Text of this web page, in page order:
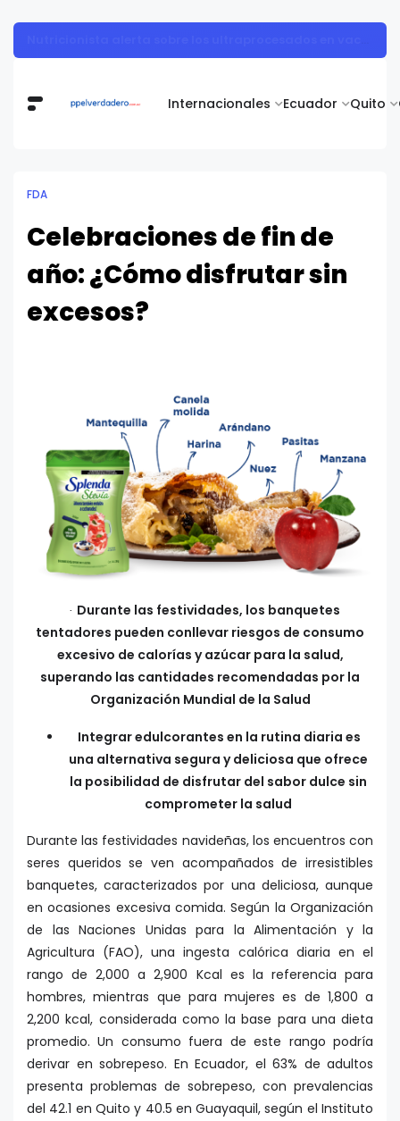
Internacionales Ecuador Quito
FDA
Celebraciones de fin de
año: ¿Cómo disfrutar sin
excesos?
· Durante las festividades, los banquetes
tentadores pueden conllevar riesgos de consumo
excesivo de calorías y azúcar para la salud,
superando las cantidades recomendadas por la
Organización Mundial de la Salud
Integrar edulcorantes en la rutina diaria es
una alternativa segura y deliciosa que ofrece
la posibilidad de disfrutar del sabor dulce sin
comprometer la salud
Durante las festividades navideñas, los encuentros con
seres queridos se ven acompañados de irresistibles
banquetes, caracterizados por una deliciosa, aunque
en ocasiones excesiva comida. Según la Organización
de las Naciones Unidas para la Alimentación y la
Agricultura (FAO), una ingesta calórica diaria en el
rango de 2,000 a 2,900 Kcal es la referencia para
hombres, mientras que para mujeres es de 1,800 a
2,200 kcal, considerada como la base para una dieta
promedio. Un consumo fuera de este rango podría
derivar en sobrepeso. En Ecuador, el 63% de adultos
presenta problemas de sobrepeso, con prevalencias
del 42.1 en Quito y 40.5 en Guayaquil, según el Instituto